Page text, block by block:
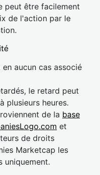
peut être facilement
de l'action par le
aucun cas associé
le retard peut
plusieurs heures.
de la base
et
de droits
Marketcap les
uniquement.